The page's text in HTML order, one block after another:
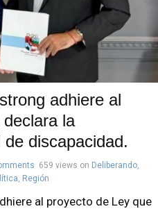
adhiere al
la
discapacidad.
659 views on Deliberando,
, Región
al proyecto de Ley que